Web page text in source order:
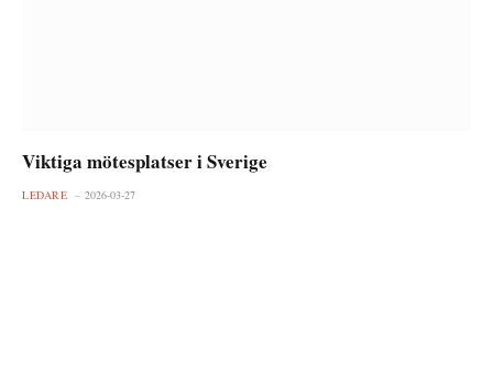
Viktiga mötesplatser i Sverige
LEDARE 2026-03-27